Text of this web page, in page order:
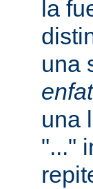
la
una
una
"..."